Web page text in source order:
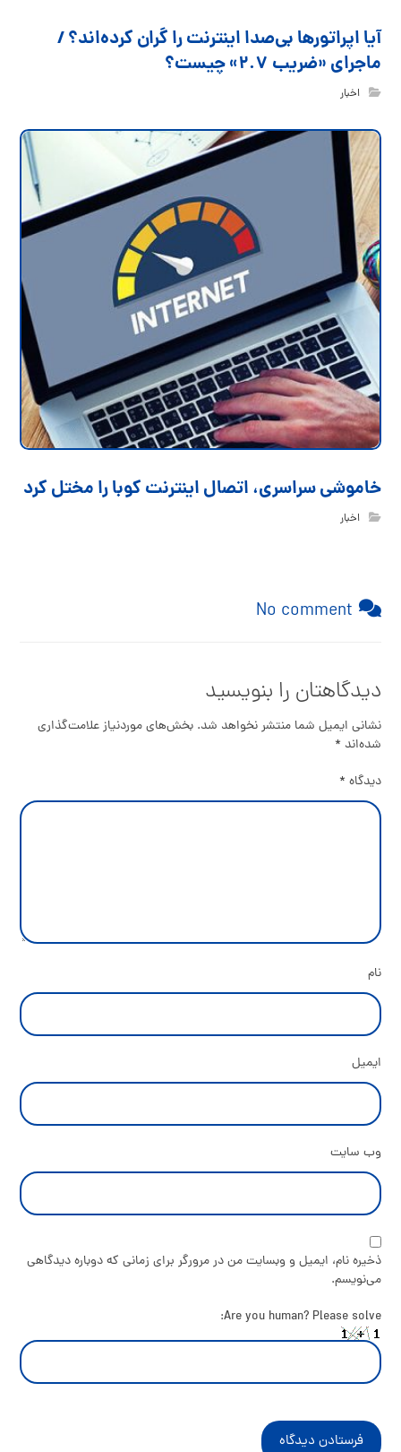
آیا اپراتورها بی‌صدا اینترنت را گران کرده‌اند؟ /
ماجرای «ضریب ۲.۷» چیست؟
اخبار
خاموشی سراسری، اتصال اینترنت کوبا را مختل کرد
اخبار
No comment
دیدگاهتان را بنویسید
نشانی ایمیل شما منتشر نخواهد شد. بخش‌های موردنیاز علامت‌گذاری
شده‌اند*
دیدگاه*
نام
ایمیل
وب‌ سایت
ذخیره نام، ایمیل و وبسایت من در مرورگر برای زمانی که دوباره دیدگاهی
می‌نویسم.
Are you human? Please solve:
فرستادن دیدگاه